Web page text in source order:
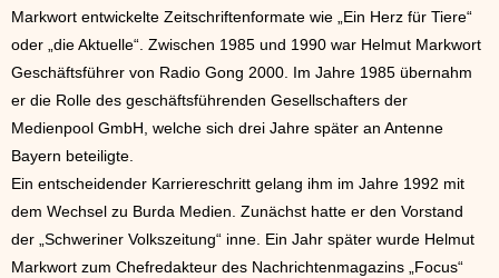
Markwort entwickelte Zeitschriftenformate wie „Ein Herz für Tiere“
oder „die Aktuelle“. Zwischen 1985 und 1990 war Helmut Markwort
Geschäftsführer von Radio Gong 2000. Im Jahre 1985 übernahm
er die Rolle des geschäftsführenden Gesellschafters der
Medienpool GmbH, welche sich drei Jahre später an Antenne
Bayern beteiligte.
Ein entscheidender Karriereschritt gelang ihm im Jahre 1992 mit
dem Wechsel zu Burda Medien. Zunächst hatte er den Vorstand
der „Schweriner Volkszeitung“ inne. Ein Jahr später wurde Helmut
Markwort zum Chefredakteur des Nachrichtenmagazins „Focus“